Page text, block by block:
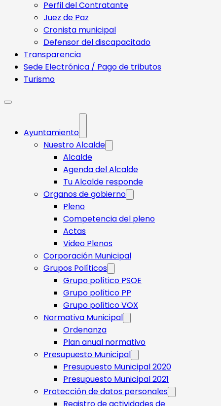
Perfil del Contratante
Juez de Paz
Cronista municipal
Defensor del discapacitado
Transparencia
Sede Electrónica / Pago de tributos
Turismo
Ayuntamiento
Nuestro Alcalde
Alcalde
Agenda del Alcalde
Tu Alcalde responde​
Organos de gobierno
Pleno
Competencia del pleno
Actas
Video Plenos
Corporación Municipal
Grupos Políticos
Grupo político PSOE
Grupo político PP
Grupo político VOX
Normativa Municipal
Ordenanza
Plan anual normativo
Presupuesto Municipal
Presupuesto Municipal 2020
Presupuesto Municipal 2021
Protección de datos personales